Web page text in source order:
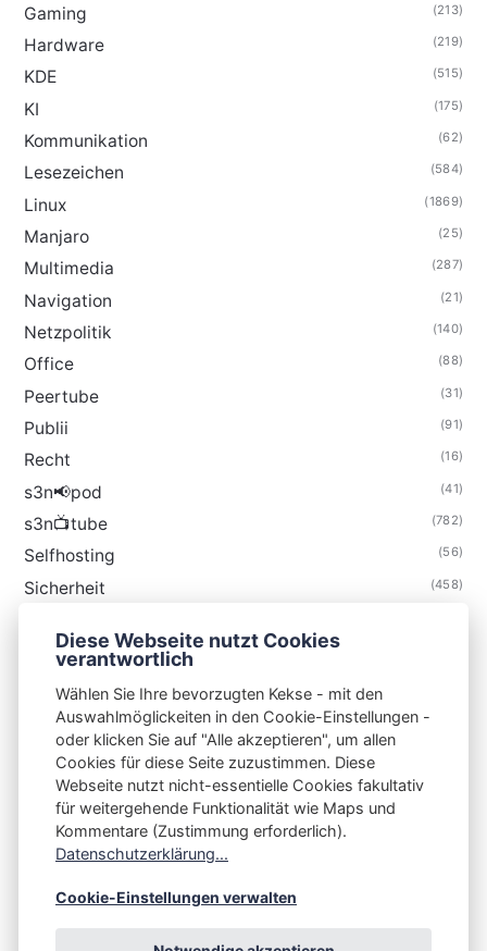
Gaming (213)
Hardware (219)
KDE (515)
KI (175)
Kommunikation (62)
Lesezeichen (584)
Linux (1869)
Manjaro (25)
Multimedia (287)
Navigation (21)
Netzpolitik (140)
Office (88)
Peertube (31)
Publii (91)
Recht (16)
s3n📢pod (41)
s3n📺tube (782)
Selfhosting (56)
Sicherheit (458)
Thunderbird
S3N🧩NET
Integrating Open-Source Blog Network (iOSBN)
Impressum
Kontakt
Diese Webseite nutzt Cookies
verantwortlich
Wählen Sie Ihre bevorzugten Kekse - mit den
Auswahlmöglickeiten in den Cookie-Einstellungen -
oder klicken Sie auf "Alle akzeptieren", um allen
Cookies für diese Seite zuzustimmen. Diese
Webseite nutzt nicht-essentielle Cookies fakultativ
für weitergehende Funktionalität wie Maps und
Kommentare (Zustimmung erforderlich).
Datenschutzerklärung...
Cookie-Einstellungen verwalten